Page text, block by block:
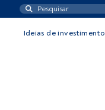
Ideias de investimento